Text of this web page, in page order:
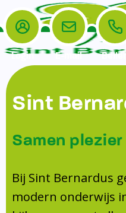
Home
De School
Veiligheidsplan
Onderwijs
Leerlingenraad
Doorstroomtoets
Het Team
Ouders
Ouders
Tussenschoolse
Contact
Login E-mail
Sint
Samen
Bij Sint Bernardus
modern onderwijs